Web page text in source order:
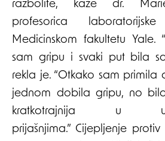
razbolite, kaže dr.
profesorica
Medicinskom fakultetu Yale.
sam gripu i svaki put bila
rekla je. “Otkako sam primila
jednom dobila gripu, no
kratkotrajnija u
prijašnjima.” Cijepljenje